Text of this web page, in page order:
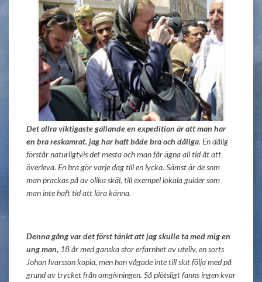
Det allra viktigaste gällande en expedition är att man har
en bra reskamrat. jag har haft både bra och dåliga. En dålig
förstår naturligtvis det mesta och man får ägna all tid åt att
överleva. En bra gör varje dag till en lycka. Sämst är de som
man prackas på av olika skäl, till exempel lokala guider som
man inte haft tid att lära känna.
Denna gång var det först tänkt att jag skulle ta med mig en
ung man, 18 år med ganska stor erfarnhet av uteliv, en sorts
Johan Ivarsson kopia, men han vågade inte till slut följa med på
grund av trycket från omgivningen. Så plötsligt fanns ingen kvar